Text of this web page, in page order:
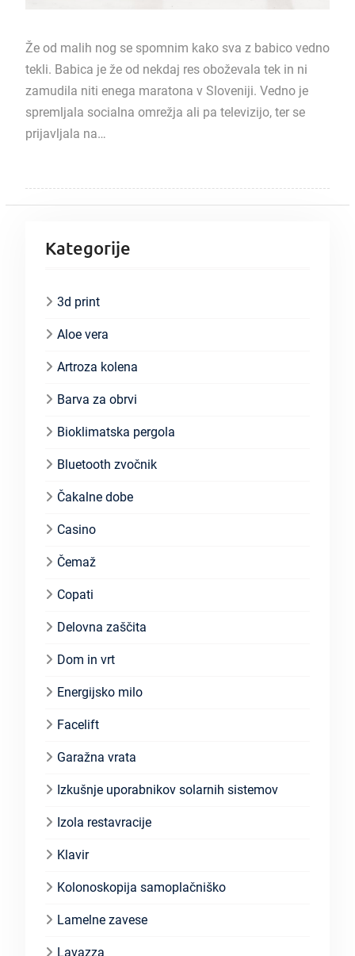
Že od malih nog se spomnim kako sva z babico vedno
tekli. Babica je že od nekdaj res oboževala tek in ni
zamudila niti enega maratona v Sloveniji. Vedno je
spremljala socialna omrežja ali pa televizijo, ter se
prijavljala na…
Kategorije
3d print
Aloe vera
Artroza kolena
Barva za obrvi
Bioklimatska pergola
Bluetooth zvočnik
Čakalne dobe
Casino
Čemaž
Copati
Delovna zaščita
Dom in vrt
Energijsko milo
Facelift
Garažna vrata
Izkušnje uporabnikov solarnih sistemov
Izola restavracije
Klavir
Kolonoskopija samoplačniško
Lamelne zavese
Lavazza